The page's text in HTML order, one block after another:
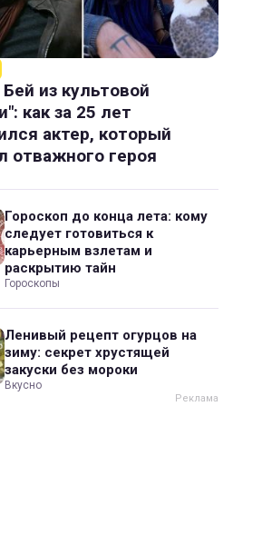
из культовой
как за 25 лет
актер, который
отважного героя
Гороскоп до конца лета: кому
следует готовиться к
карьерным взлетам и
раскрытию тайн
Гороскопы
Ленивый рецепт огурцов на
зиму: секрет хрустящей
закуски без мороки
Вкусно